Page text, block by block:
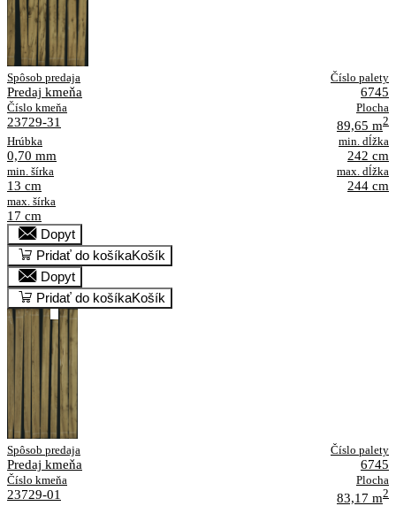
Spôsob predaja
Predaj kmeňa
Číslo palety
6745
Číslo kmeňa
23729-31
Plocha
89,65 m2
Hrúbka
0,70 mm
min. dĺžka
242 cm
min. šírka
13 cm
max. dĺžka
244 cm
max. šírka
17 cm
Dopyt
Pridať do košíkaKošík
Dopyt
Pridať do košíkaKošík
Spôsob predaja
Predaj kmeňa
Číslo palety
6745
Číslo kmeňa
23729-01
Plocha
83,17 m2